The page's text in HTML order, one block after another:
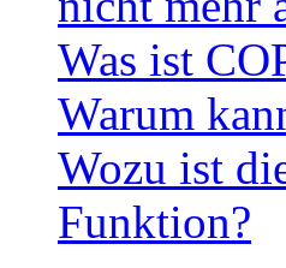
Was ist
Warum
Wozu ist
Funktion?